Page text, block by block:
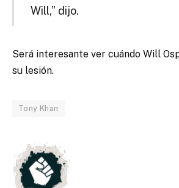
Will,” dijo.
Será interesante ver cuándo Will
su lesión.
Tony Khan